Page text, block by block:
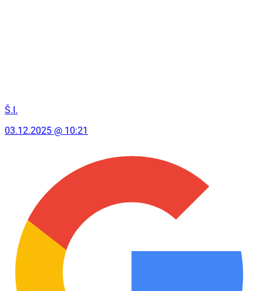
Š.I.
03.12.2025 @ 10:21